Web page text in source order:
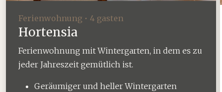
Ferienwohnung • 4 gasten
Hortensia
Ferienwohnung mit Wintergarten, in dem es zu
jeder Jahreszeit gemütlich ist.
Geräumiger und heller Wintergarten